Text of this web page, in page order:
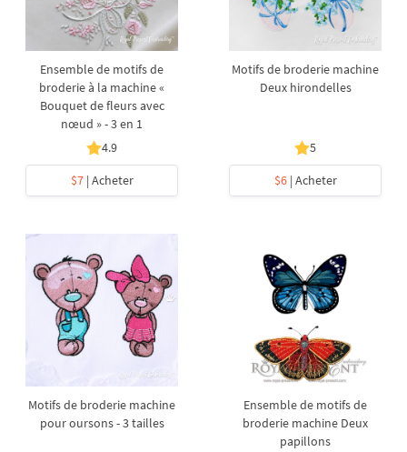
Ensemble de motifs de
broderie à la machine «
Bouquet de fleurs avec
nœud » - 3 en 1
4.9
$7| Acheter
Motifs de broderie machine
Deux hirondelles
5
$6| Acheter
Motifs de broderie machine
pour oursons - 3 tailles
Ensemble de motifs de
broderie machine Deux
papillons